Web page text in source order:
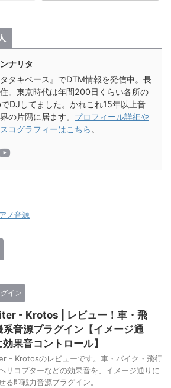
ナリタ
タタキベース』でDTM情報を発信中。長
。東京時代は年間200日くらい各所の
DJしてました。かれこれ15年以上音
の片隅に居ます。 プロフィール詳細や
コグラフィーはこちら。
ノ音源
イン
- Krotos | レビュー！車・飛
系音源プラグイン【イメージ通
効果音コントロール】
- Krotosのレビューです。車・バイク・飛行
リコプターなどの効果音を、イメージ通りに
る即戦力音源プラグイン。